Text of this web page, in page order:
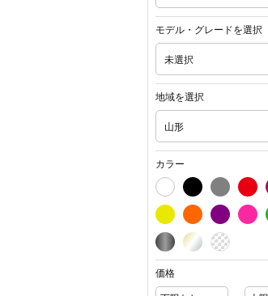
モデル・グレードを選択
未選択
地域を選択
山形
カラー
価格